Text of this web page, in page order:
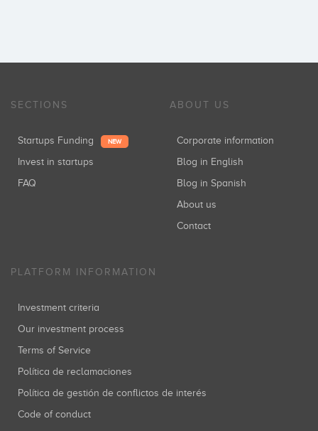
SECTIONS
Startups Funding NEW
Invest in startups
FAQ
ABOUT US
Corporate information
Blog in English
Blog in Spanish
About us
Contact
PLATFORM INFORMATION
Investment criteria
Our investment process
Terms of Service
Política de reclamaciones
Política de gestión de conflictos de interés
Code of conduct